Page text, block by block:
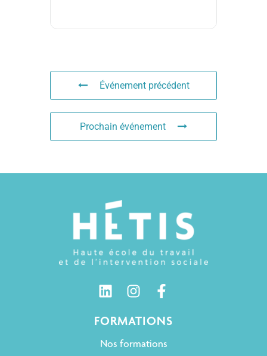
Événement précédent
Prochain événement
FORMATIONS
Nos formations